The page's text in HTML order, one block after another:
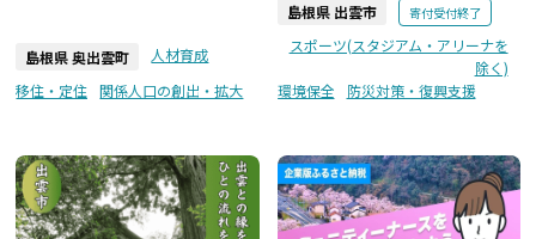
島根県 奥出雲町
人材育成
移住・定住
関係人口の創出・拡大
島根県 出雲市 寄付受付終了
スポーツ(スタジアム・アリーナを
除く)
環境保全
防災対策・復興支援